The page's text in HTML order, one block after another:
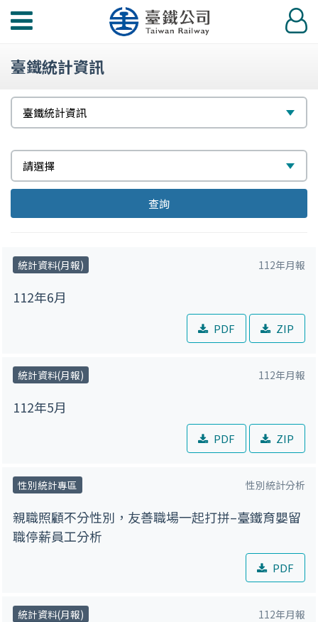
功
選
登
入
臺鐵統計資訊
選
擇
臺鐵統計資訊
選
請選擇
擇
查詢
統計資料(月報) 112年月報
112年6月
PDF ZIP
統計資料(月報) 112年月報
112年5月
PDF ZIP
性別統計專區 性別統計分析
親職照顧不分性別，友善職場一起打拼–臺鐵育嬰留
職停薪員工分析
PDF
統計資料(月報) 112年月報